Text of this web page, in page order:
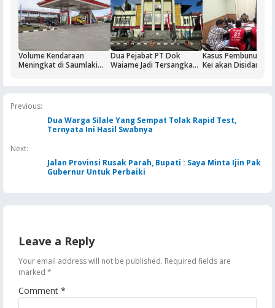
Volume Kendaraan
Meningkat di Saumlaki
Jaga Keandalan Suplai
BBM
Dua Pejabat PT Dok
Waiame Jadi Tersangka
Kasus Pembunuhan
Kei akan
Previous:
Dua Warga Silale Yang Sempat Tolak Rapid Test,
Ternyata Ini Hasil Swabnya
Next:
Jalan Provinsi Rusak Parah, Bupati : Saya Minta Ijin Pak
Gubernur Untuk Perbaiki
Leave a Reply
Your email address will not be published. Required fields are
marked *
Comment *